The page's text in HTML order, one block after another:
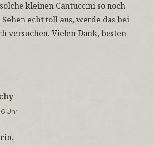
kleinen Cantuccini so noch
echt toll aus, werde das bei
versuchen. Vielen Dank, besten
sagt:
Uhr